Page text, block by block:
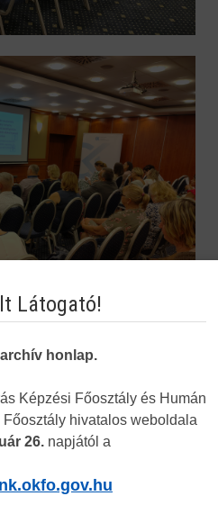
Látogató!
archív honlap.
Képzési Főosztály és Humán
hivatalos weboldala
26.napjától a